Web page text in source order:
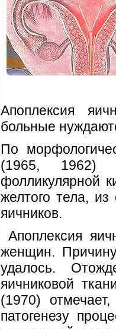
Апоплексия
больные
По
(1965, 1962)
фолликулярной
желтого тела,
яичников.
Апоплексия
женщин.
удалось.
яичниковой
(1970)
патогенезу